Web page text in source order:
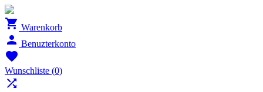
 Warenkorb
 Benuzterkonto

Wunschliste (0)
